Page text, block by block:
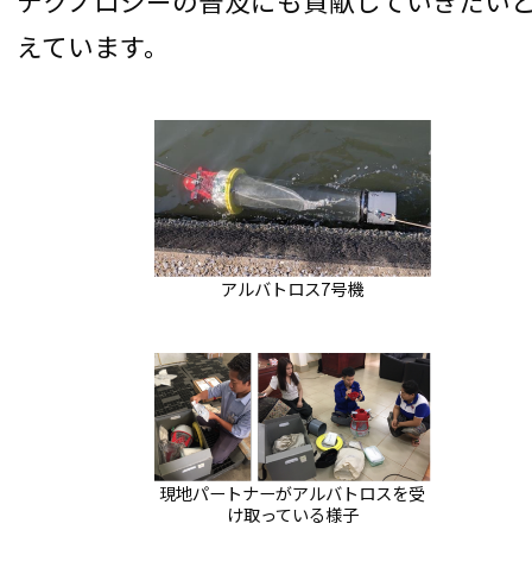
えています。
アルバトロス7号機
現地パートナーがアルバトロスを受
け取っている様子